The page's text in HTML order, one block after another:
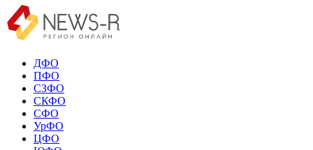
ДФО
ПФО
СЗФО
СКФО
СФО
УрФО
ЦФО